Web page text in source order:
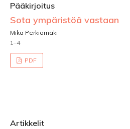
Pääkirjoitus
Sota ympäristöä vastaan
Mika Perkiömäki
1–4
PDF
Artikkelit